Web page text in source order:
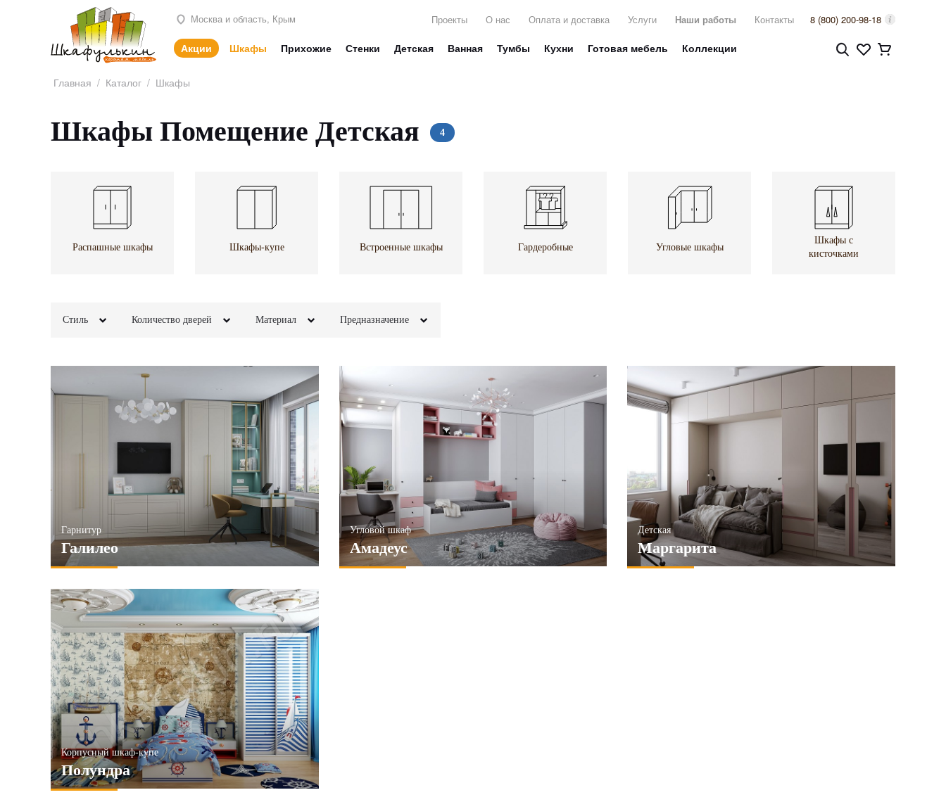
Москва и область, Крым Проекты О нас Оплата и доставка Услуги Наши работы Контакты 8 (800) 200-98-18
Акции Шкафы Прихожие Стенки Детская Ванная Тумбы Кухни Готовая мебель Коллекции
Главная / Каталог / Шкафы
Распашные шкафы Шкафы-купе Встроенные шкафы Гардеробные Угловые шкафы
Шкафы с
кисточками
Стиль
Классика
Неоклассика
Современный
Лофт
Минимализм
Этнический
Скандинавский
Хай-тек
ПРИМЕНИТЬ
Количество дверей
2х створчатые
4х створчатые
5и створчатые
ПРИМЕНИТЬ
Материал
МДФ
ЛДСП
Шпон
Зеркала
Стекло
Фотопечать
Фреска
Глянец
Ассорти
ПРИМЕНИТЬ
Предназначение
Для вещей
Для книг
Для посуды
Под ТВ
Шкафы Помещение Детская
Гарнитур
Галилео
Угловой шкаф
Амадеус
Детская
Маргарита
Корпусный шкаф-купе
Полундра